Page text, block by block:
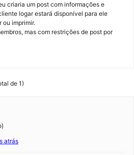
criaria um post com informações e
logar estará disponível para ele
ou imprimir.
mas com restrições de post por
de 1)
atrás